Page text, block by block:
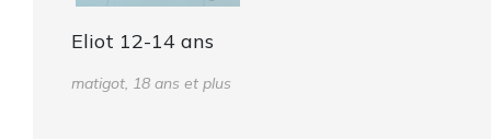
Eliot 12-14 ans
matigot, 18 ans et plus